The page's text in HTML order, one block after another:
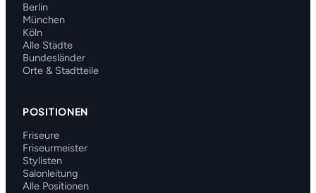
Berlin
München
Köln
Alle Städte
Bundesländer
Orte & Stadtteile
POSITIONEN
Friseure
Friseurmeister
Stylisten
Salonleitung
Alle Positionen